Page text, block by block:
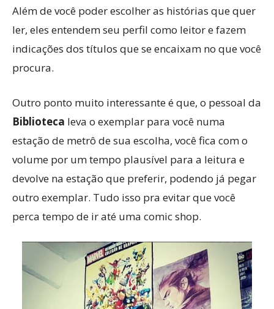
Além de você poder escolher as histórias que quer
ler, eles entendem seu perfil como leitor e fazem
indicações dos títulos que se encaixam no que você
procura.
Outro ponto muito interessante é que, o pessoal da
Biblioteca leva o exemplar para você numa
estação de metrô de sua escolha, você fica com o
volume por um tempo plausível para a leitura e
devolve na estação que preferir, podendo já pegar
outro exemplar. Tudo isso pra evitar que você
perca tempo de ir até uma comic shop.